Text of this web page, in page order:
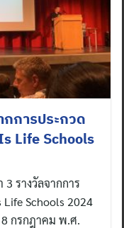
กการประกวด
Life Schools
รางวัลจากการ
Life Schools 2024
กรกฎาคม พ.ศ.